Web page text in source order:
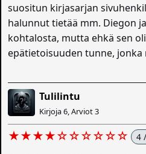
suositun kirjasarjan
halunnut tietää mm. Diegon
kohtalosta, mutta ehkä sen
epätietoisuuden tunne, jonka
Tulilintu
Kirjoja 6, Arviot 3
★★★★☆☆☆☆☆☆ 4